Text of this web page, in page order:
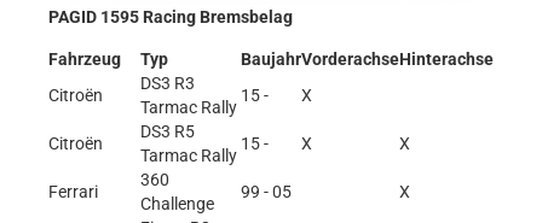
PAGID 1595 Racing Bremsbelag
Fahrzeug Typ BaujahrVorderachseHinterachse
Citroën
DS3 R3
Tarmac Rally
15 - X
Citroën
DS3 R5
Tarmac Rally
15 - X X
Ferrari
360
Challenge
99 - 05
X